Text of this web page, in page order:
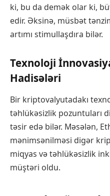
ki, bu da demək olar ki,
edir. Əksinə, müsbət
artımı stimullaşdıra bilər.
Texnoloji
Hadisələri
Bir kriptovalyutadakı
təhlükəsizlik pozuntuları
təsir edə bilər. Məsələn,
mənimsənilməsi digər
miqyas və təhlükəsizlik
müştəri oldu.